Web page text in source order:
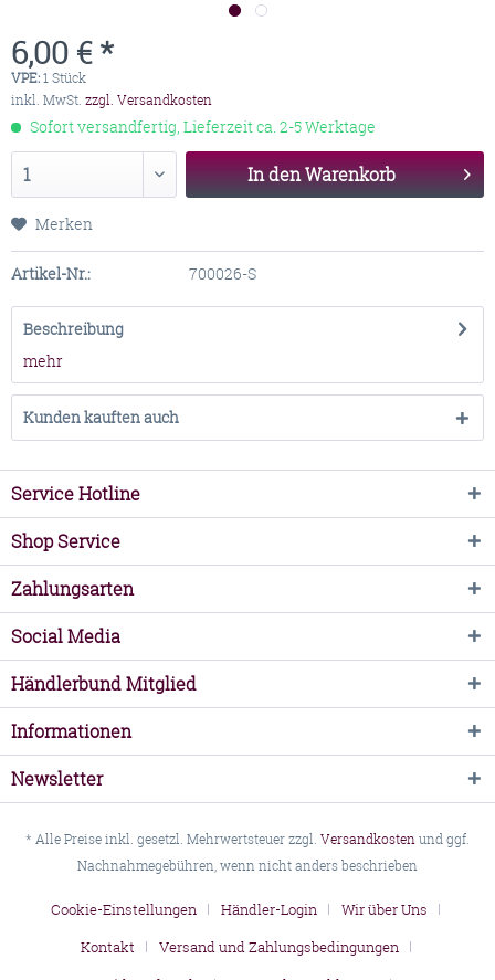
6,00 € *
VPE:1 Stück
inkl. MwSt. zzgl. Versandkosten
Sofort versandfertig, Lieferzeit ca. 2-5 Werktage
In denWarenkorb
Merken
Artikel-Nr.: 700026-S
Beschreibung
mehr
Kunden kauften auch
Service Hotline
Shop Service
Zahlungsarten
Social Media
Händlerbund Mitglied
Informationen
Newsletter
* Alle Preise inkl. gesetzl. Mehrwertsteuer zzgl. Versandkostenund ggf.
Nachnahmegebühren, wenn nicht anders beschrieben
Cookie-Einstellungen Händler-Login
Wir über Uns
Kontakt
Versand und Zahlungsbedingungen